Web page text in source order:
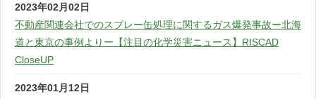
2023年02月02日
不動産関連会社でのスプレー缶処理に関するガス爆発事故ー北海
道と東京の事例よりー【注目の化学災害ニュース】RISCAD
CloseUP
2023年01月12日